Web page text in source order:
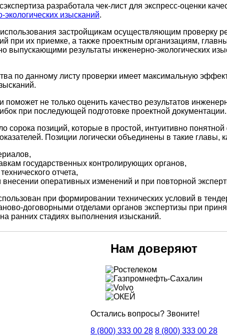
разработала чек-лист для экспресс-оценки
экологических изысканий.
застройщикам осуществляющим проверку
при их приемке, а также проектным организациям,
выпускающими результаты инженерно-экологических
по данному листу проверки имеет максимальную
поможет не только оценить качество результатов
при последующей подготовке проектной документации.
сорока позиций, которые в простой, интуитивно
Позиции логически объединены в такие главы,
государственных контролирующих органов,
отчета,
оперативных изменений и при повторной
при формировании технических условий в
договорными отделами органов экспертизы при
ранних стадиях выполнения изысканий.
Нам доверяют
Остались вопросы? Звоните!
8 (800) 333 00 28 8 (800) 333 00 28